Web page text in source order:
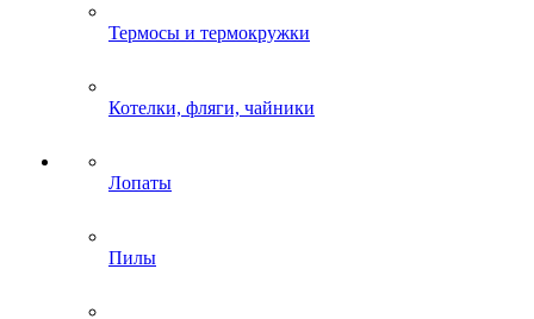
Термосы и термокружки
Котелки, фляги, чайники
Лопаты
Пилы